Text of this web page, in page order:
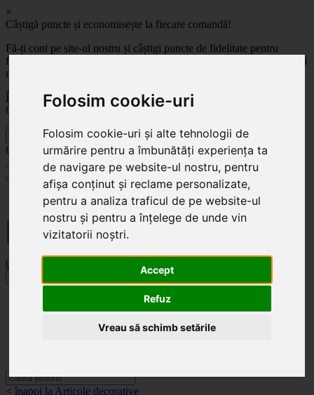
Folosim cookie-uri
Folosim cookie-uri și alte tehnologii de
urmărire pentru a îmbunătăți experiența ta
de navigare pe website-ul nostru, pentru
afișa conținut și reclame personalizate,
pentru a analiza traficul de pe website-ul
nostru și pentru a înțelege de unde vin
vizitatorii noștri.
Accept
Refuz
Vreau să schimb setările
×
Câștigă puncte și economisește la fiecare comandă!
Fă-ți cont pe site-ul nostru și câștigi puncte de fidelitate pentru
fiecare comandă! Cu cât comanzi mai mult, cu atât economisești mai
mult!
Înregistrează-te acum
Celoplast
Celoplast
Transportul este GRATUIT pentru comenzile mai mari de 350 Lei. Comanda minimă în
valoare de 100 Lei. Expediere în 1 - 2 zile lucrătoare.
0
Categorii
< înapoi la Articole decorative